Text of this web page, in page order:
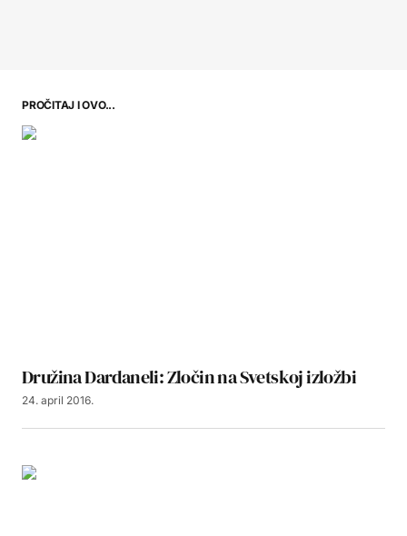
PROČITAJ I OVO...
Družina Dardaneli: Zločin na Svetskoj izložbi
24. april 2016.